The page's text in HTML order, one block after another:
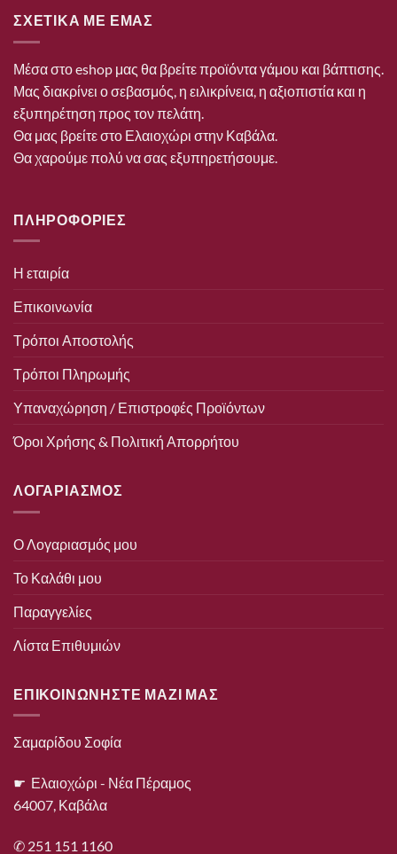
ΣΧΕΤΙΚΑ ΜΕ ΕΜΑΣ
Μέσα στο eshop μας θα βρείτε προϊόντα γάμου και βάπτισης.
Μας διακρίνει ο σεβασμός, η ειλικρίνεια, η αξιοπιστία και η
εξυπηρέτηση προς τον πελάτη.
Θα μας βρείτε στο Ελαιοχώρι στην Καβάλα.
Θα χαρούμε πολύ να σας εξυπηρετήσουμε.
ΠΛΗΡΟΦΟΡΙΕΣ
Η εταιρία
Επικοινωνία
Τρόποι Αποστολής
Τρόποι Πληρωμής
Υπαναχώρηση / Επιστροφές Προϊόντων
Όροι Χρήσης & Πολιτική Απορρήτου
ΛΟΓΑΡΙΑΣΜΟΣ
Ο Λογαριασμός μου
Το Καλάθι μου
Παραγγελίες
Λίστα Επιθυμιών
ΕΠΙΚΟΙΝΩΝΗΣΤΕ ΜΑΖΙ ΜΑΣ
Σαμαρίδου Σοφία
☛ Ελαιοχώρι - Νέα Πέραμος
64007, Καβάλα
✆ 251 151 1160